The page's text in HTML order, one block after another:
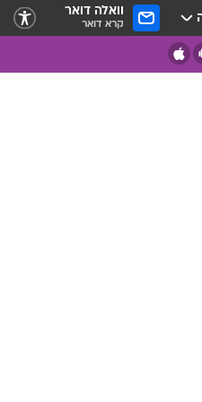
וואלה דואר
קרא דואר